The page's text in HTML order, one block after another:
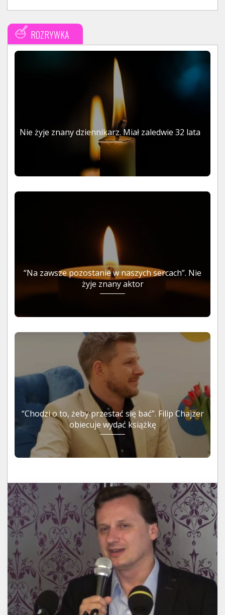
ROZRYWKA
Nie żyje znany dziennikarz. Miał zaledwie 32 lata
“Na zawsze pozostanie w naszych sercach”. Nie
żyje znany aktor
“Chodzi o to, żeby przestać się bać”. Filip Chajzer
obiecuje wydać książkę